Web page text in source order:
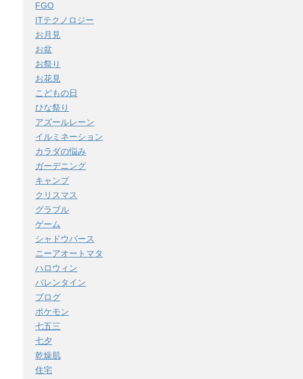
FGO
ITテクノロジー
お月見
お盆
お祭り
お花見
こどもの日
ひな祭り
アズールレーン
イルミネーション
カラダの悩み
ガーデニング
キャンプ
クリスマス
グラブル
ゲーム
シャドウバース
ニーアオートマタ
ハロウィン
バレンタイン
ブログ
ポケモン
七五三
七夕
乾燥肌
住宅